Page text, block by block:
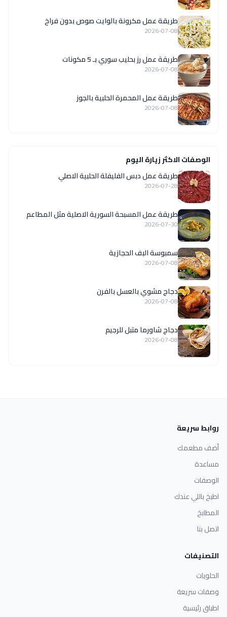
طريقة عمل مكرونة بالوايت صوص بدون فراخ
2026-07-08
طريقة عمل رز بحليب سوري بـ 5 مكونات
2026-07-08
طريقة عمل المحمرة الحلبية بالجوز
2026-07-08
الوصفات الاكثر زيارة اليوم
طريقة عمل دبس الفليفلة الحلبية الاصلي
2026-07-28
‏طريقة عمل المسبحة السورية الاصلية مثل المطاعم
2026-07-30
سمبوسة البف الحجازية
2026-07-08
دجاج مشوي بالعسل بالفرن
2026-07-08
دجاج شاورما متبل للرجيم
2026-07-08
روابط سريعة
أضف مطعمك
مساعدة
الوصفات
اطبخ باللي عندك
المطابخ
اتصل بنا
التصنيفات
الحلويات
وصفات سريعة
اطباق رئيسية